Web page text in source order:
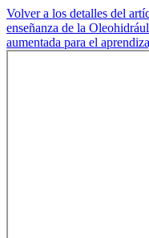
Volver a los detalles del
enseñanza de la
aumentada para el